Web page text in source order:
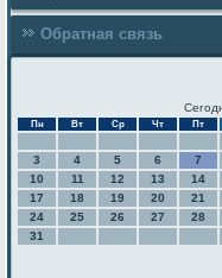
Обратная связь
Пн Вт Ср Чт Пт
3
4 5 6 7
10
11 12 13 14
17
18 19 20 21
24
25 26 27 28
31